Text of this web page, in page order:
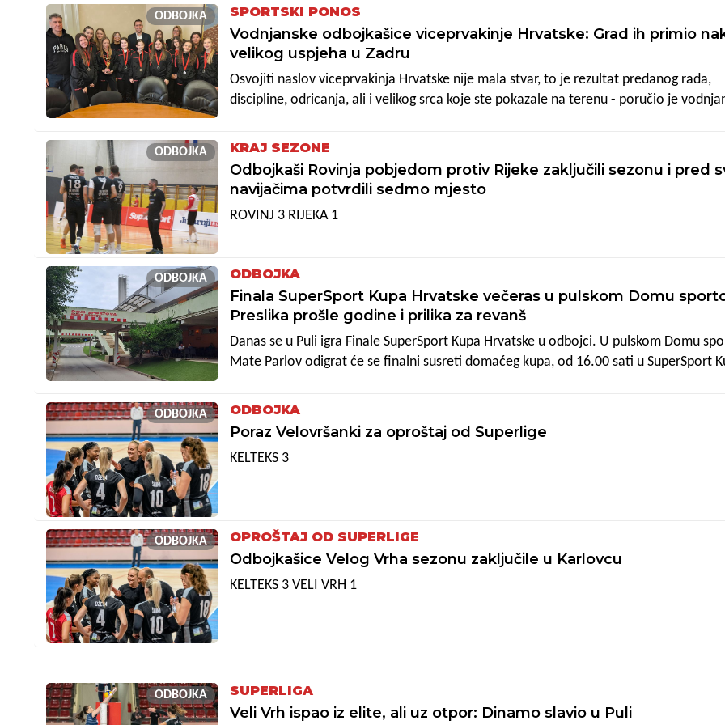
bili su na četvrtom-petom mjestu ljestvice te u igri da razigravaju za prvaka Hrvatske,
je donijelo da su proglašeni najboljom muškom momčadi Grada Rovinja za prošlu
ODBOJKA SPORTSKI PONOS
Vodnjanske odbojkašice viceprvakinje Hrvatske: Grad ih primio
velikog uspjeha u Zadru
Osvojiti naslov viceprvakinja Hrvatske nije mala stvar, to je rezultat predanog rada,
discipline, odricanja, ali i velikog srca koje ste pokazale na terenu - poručio je
viceprvakinjama Hrvatske, čestitajući im tijekom prijema u Gradu na velikom uspjehu.
ODBOJKA KRAJ SEZONE
Odbojkaši Rovinja pobjedom protiv Rijeke zaključili sezonu i pred
navijačima potvrdili sedmo mjesto
ROVINJ 3 RIJEKA 1
ODBOJKA ODBOJKA
Finala SuperSport Kupa Hrvatske večeras u pulskom Domu
Preslika prošle godine i prilika za revanš
Danas se u Puli igra Finale SuperSport Kupa Hrvatske u odbojci. U pulskom Domu
Mate Parlov odigrat će se finalni susreti domaćeg kupa, od 16.00 sati u SuperSport
SuperSport Kupu Hrvatske Vinka Dobrića snage odmjeriti Mladost i Mursa Osijek.
to prošlogodišnjih finalnih utakmica u obje konkurencije, jer i lani su iste ekipe
ODBOJKA ODBOJKA
Poraz Velovršanki za oproštaj od Superlige
KELTEKS 3
ODBOJKA OPROŠTAJ OD SUPERLIGE
Odbojkašice Velog Vrha sezonu zaključile u Karlovcu
KELTEKS 3 VELI VRH 1
ODBOJKA SUPERLIGA
Veli Vrh ispao iz elite, ali uz otpor: Dinamo slavio u Puli